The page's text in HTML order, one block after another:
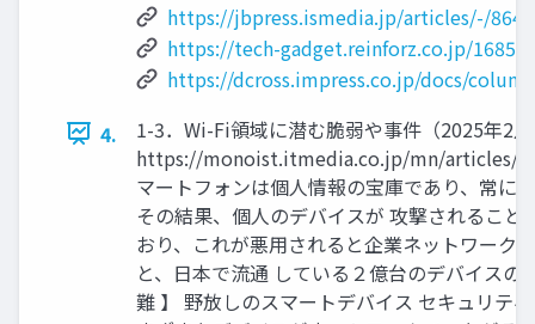
https://jbpress.ismedia.jp/articles/-/
https://tech-gadget.reinforz.co.jp/16852
https://dcross.impress.co.jp/docs/
4.
1-3．Wi-Fi領域に潜む脆弱や事件（2025年2
https://monoist.itmedia.co.jp/mn/articles/
マートフォンは個人情報の宝庫であり、常に
その結果、個人のデバイスが 攻撃されるこ
おり、これが悪用されると企業ネットワーク
と、日本で流通 している２億台のデバイス
難 】 野放しのスマートデバイス セキュリ